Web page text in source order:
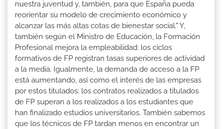
nuestra juventud y, también, para que España pueda
reorientar su modelo de crecimiento económico y
alcanzar las más altas cotas de bienestar social." Y,
también según el Ministro de Educación, la Formación
Profesional mejora la empleabilidad: los ciclos
formativos de FP registran tasas superiores de actividad
a la media. Igualmente, la demanda de acceso a la FP
está aumentando, así como el interés de las empresas
por estos titulados: los contratos realizados a titulados
de FP superan a los realizados a los estudiantes que
han finalizado estudios universitarios. También sabemos
que los técnicos de FP tardan menos en encontrar un